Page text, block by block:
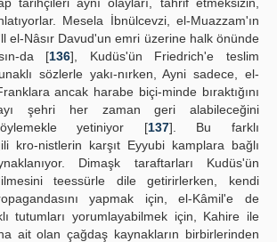
Mesela İbnülcevzi, el-Muazzam'ın
el-Nâsır Davud'un emri üzerine halk önünde
da [136], Kudüs'ün Friedrich'e teslim
sözlerle yakı-nırken, Ayni sadece, el-
ancak harabe biçi-minde bıraktığını
şehri her zaman geri alabileceğini
yetiniyor [137]. Bu farklı
kro-nistlerin karşıt Eyyubi kamplara bağlı
Dimaşk taraftarları Kudüs'ün
teessürle dile getirirlerken, kendi
yapmak için, el-Kâmil'e de
tutumları yorumlayabilmek için, Kahire ile
ait olan çağdaş kaynakların birbirlerinden